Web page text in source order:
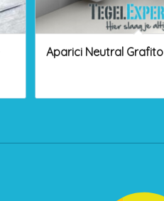
Aparici Neutral Grafito